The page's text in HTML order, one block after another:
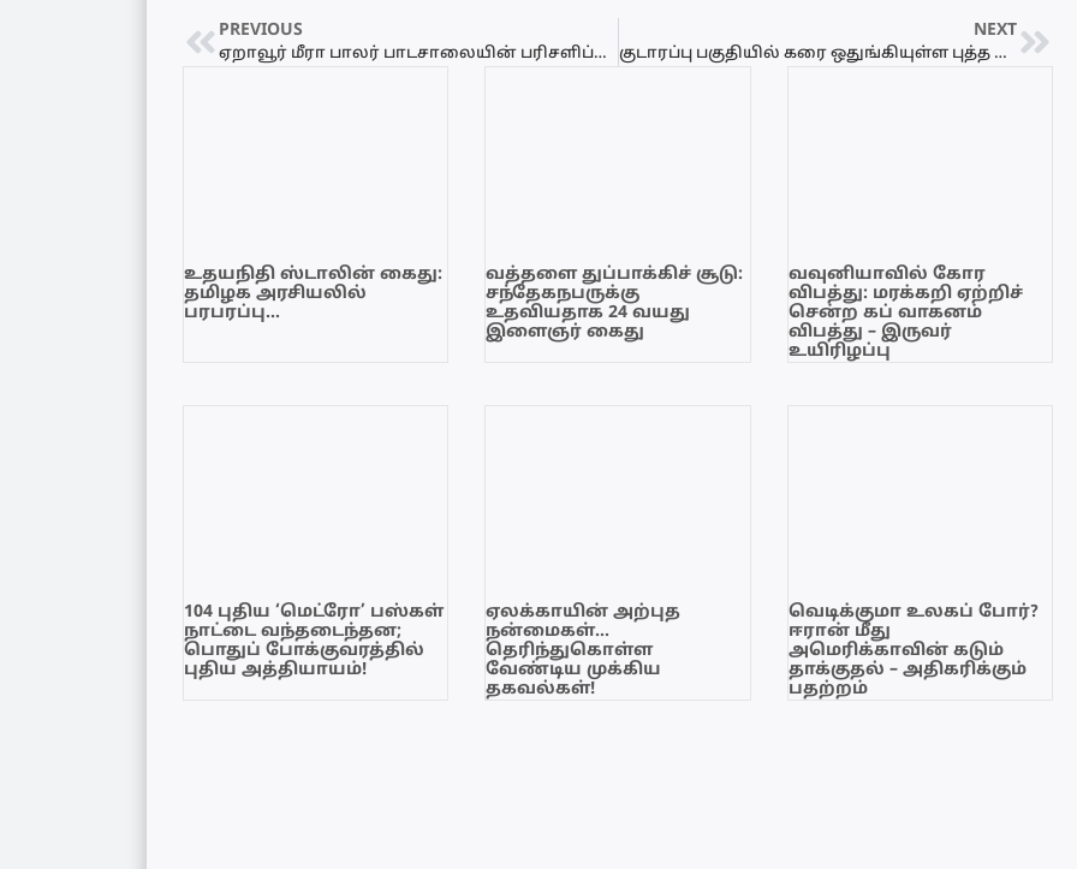
PREVIOUS
ஏறாவூர் மீரா பாலர் பாடசாலையின் பரிசளிப்பு விழாவும், கலை நிகழ்வும்
NEXT
குடாரப்பு பகுதியில் கரை ஒதுங்கியுள்ள புத்த பெருமான் அமர்ந்திருக்கும் மிதப்பு ரதம்!
உதயநிதி ஸ்டாலின் கைது:
தமிழக அரசியலில்
பரபரப்பு…
வத்தளை துப்பாக்கிச் சூடு:
சந்தேகநபருக்கு
உதவியதாக 24 வயது
இளைஞர் கைது
வவுனியாவில் கோர
விபத்து: மரக்கறி ஏற்றிச்
சென்ற கப் வாகனம்
விபத்து – இருவர்
உயிரிழப்பு
104 புதிய ‘மெட்ரோ’ பஸ்கள்
நாட்டை வந்தடைந்தன;
பொதுப் போக்குவரத்தில்
புதிய அத்தியாயம்!
ஏலக்காயின் அற்புத
நன்மைகள்…
தெரிந்துகொள்ள
வேண்டிய முக்கிய
தகவல்கள்!
வெடிக்குமா உலகப் போர்?
ஈரான் மீது
அமெரிக்காவின் கடும்
தாக்குதல் – அதிகரிக்கும்
பதற்றம்